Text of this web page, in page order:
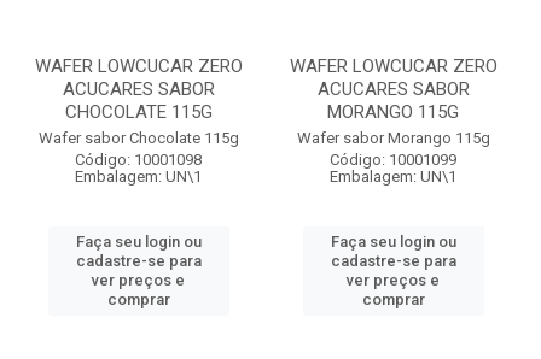
WAFER LOWCUCAR ZERO
ACUCARES SABOR
CHOCOLATE 115G
Wafer sabor Chocolate 115g
Código: 10001098
Embalagem: UN\1
Faça seu login ou
cadastre-se para
ver preços e
comprar
WAFER LOWCUCAR ZERO
ACUCARES SABOR
MORANGO 115G
Wafer sabor Morango 115g
Código: 10001099
Embalagem: UN\1
Faça seu login ou
cadastre-se para
ver preços e
comprar